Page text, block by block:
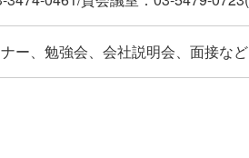
ー、勉強会、会社説明会、面接など